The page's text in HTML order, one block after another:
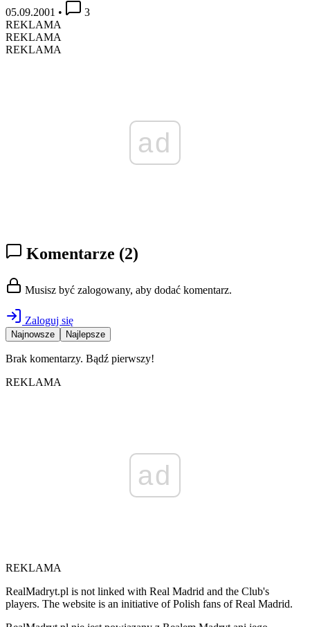
05.09.2001 •
3
REKLAMA
REKLAMA
REKLAMA
ad
Komentarze (2)
Musisz być zalogowany, aby dodać komentarz.
Zaloguj się
Najnowsze Najlepsze
Brak komentarzy. Bądź pierwszy!
REKLAMA
ad
REKLAMA
RealMadryt.pl is not linked with Real Madrid and the Club's
players. The website is an initiative of Polish fans of Real Madrid.